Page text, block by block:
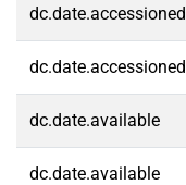
dc.date.accessioned
dc.date.accessioned
dc.date.available
dc.date.available